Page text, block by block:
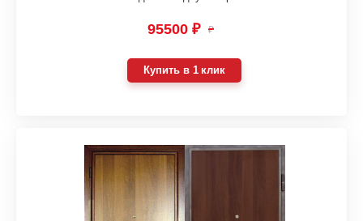
95500 ₽ ₽
Купить в 1 клик